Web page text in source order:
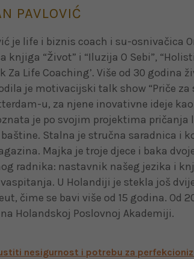
PAVLOVIĆ
je life i biznis coach i su-osnivačica
knjiga “Život” i “Iluzija O Sebi”,
Za Life Coaching’. Više od 30 godina
je motivacijski talk show “Priče za
u, za njene inovativne ideje
je po svojim projektima pričanja
Stalna je stručna saradnica i
Majka je troje djece i baka
radnika: nastavnik našeg jezika i
U Holandiji je stekla još
čime se bavi više od 15 godina. Od
Holandskoj Poslovnoj Akademiji.
nesigurnost i potrebu za